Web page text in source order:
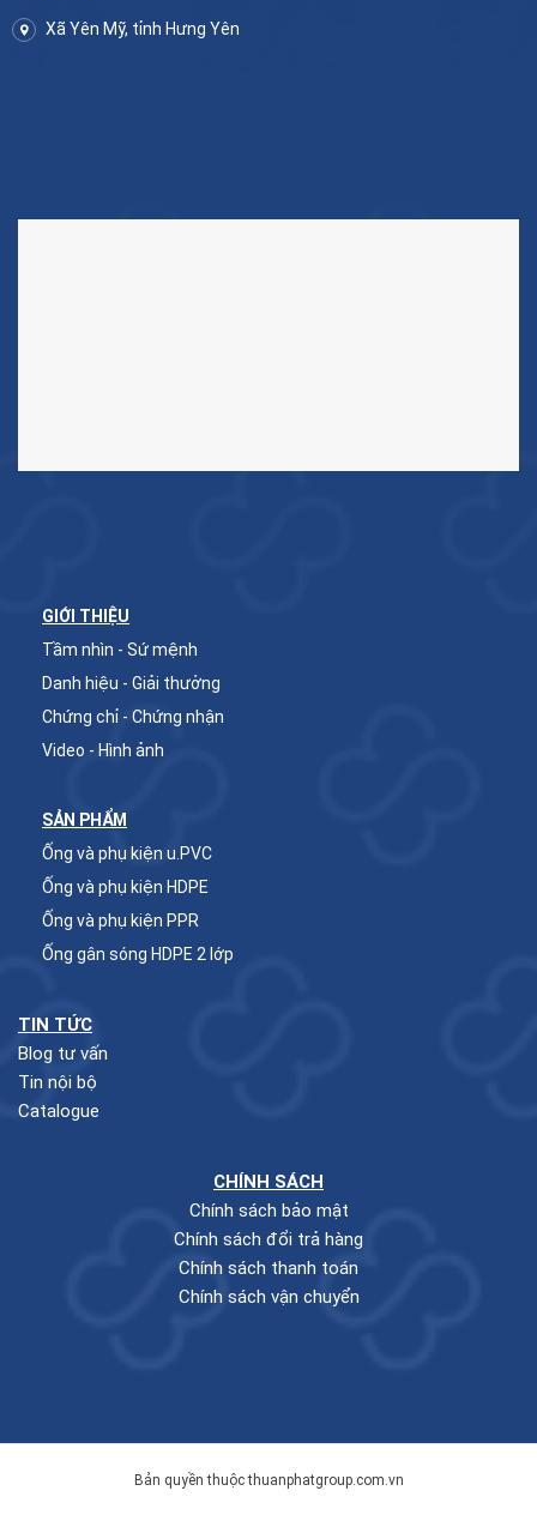
Xã Yên Mỹ, tỉnh Hưng Yên
GIỚI THIỆU
Tầm nhìn - Sứ mệnh
Danh hiệu - Giải thưởng
Chứng chỉ - Chứng nhận
Video - Hình ảnh
SẢN PHẨM
Ống và phụ kiện u.PVC
Ống và phụ kiện HDPE
Ống và phụ kiện PPR
Ống gân sóng HDPE 2 lớp
TIN TỨC
Blog tư vấn
Tin nội bộ
Catalogue
CHÍNH SÁCH
Chính sách bảo mật
Chính sách đổi trả hàng
Chính sách thanh toán
Chính sách vận chuyển
Bản quyền thuộc thuanphatgroup.com.vn